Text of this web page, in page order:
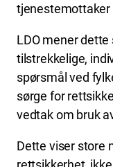
tjenestemottaker
LDO mener
tilstrekkelige,
spørsmål ved
sørge for
vedtak om bruk
Dette viser store